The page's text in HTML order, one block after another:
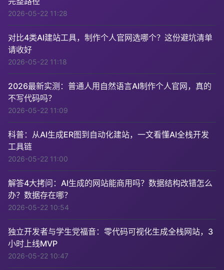
2026-05-22 11:28
对比4类AI建站工具，制作个人官网选哪个？这份避坑清单
请收好
2026-05-22 11:18
2026最新实测：普通人用自然语言AI制作个人官网，真的
不写代码吗？
2026-05-22 11:09
科普：从AI生成ER图到自动化建站，一文看懂AI全栈开发
工具链
2026-05-22 11:00
解答4大拷问：AI生成的网站能商用吗？数据结构改错怎么
办？数据存在哪？
2026-05-22 10:54
独立开发者与学生党福音：零代码可视化生成全栈网站，3
小时上线MVP
2026-05-22 10:47